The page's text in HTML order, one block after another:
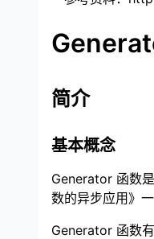
简介
基本概念
Generator 函数
数的异步应用》一
Generator 函数